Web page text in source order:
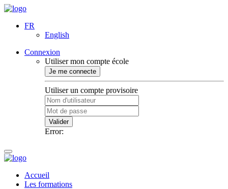
FR
English
Connexion
Utiliser mon compte école
Je me connecte
Utiliser un compte provisoire
Valider
Error:
Accueil
Les formations